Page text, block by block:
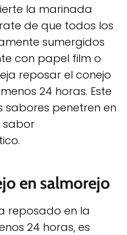
la marinada
de que todos los
sumergidos
con papel film o
reposar el conejo
24 horas. Este
sabores penetren en
sabor
en salmorejo
reposado en la
24 horas, es